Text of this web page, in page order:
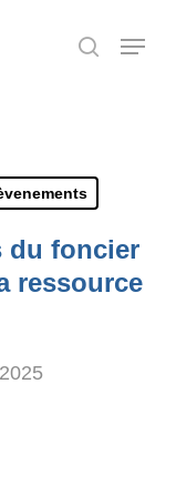
search
Menu
du foncier
ressource